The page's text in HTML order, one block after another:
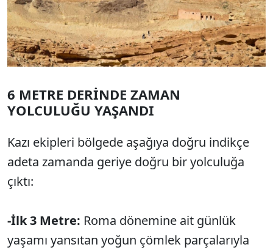
6 METRE DERİNDE ZAMAN
YOLCULUĞU YAŞANDI
Kazı ekipleri bölgede aşağıya doğru indikçe
adeta zamanda geriye doğru bir yolculuğa
çıktı:
-İlk 3 Metre: Roma dönemine ait günlük
yaşamı yansıtan yoğun çömlek parçalarıyla